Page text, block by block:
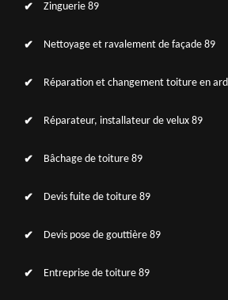
Zinguerie 89
Nettoyage et ravalement de façade 89
Réparation et changement toiture en
Réparateur, installateur de velux 89
Bâchage de toiture 89
Devis fuite de toiture 89
Devis pose de gouttière 89
Entreprise de toiture 89